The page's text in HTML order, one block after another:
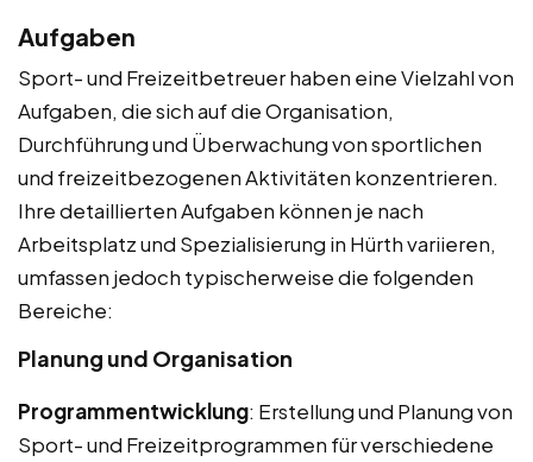
Aufgaben
Sport- und Freizeitbetreuer haben eine Vielzahl von
Aufgaben, die sich auf die Organisation,
Durchführung und Überwachung von sportlichen
und freizeitbezogenen Aktivitäten konzentrieren.
Ihre detaillierten Aufgaben können je nach
Arbeitsplatz und Spezialisierung in Hürth variieren,
umfassen jedoch typischerweise die folgenden
Bereiche:
Planung und Organisation
Programmentwicklung: Erstellung und Planung von
Sport- und Freizeitprogrammen für verschiedene